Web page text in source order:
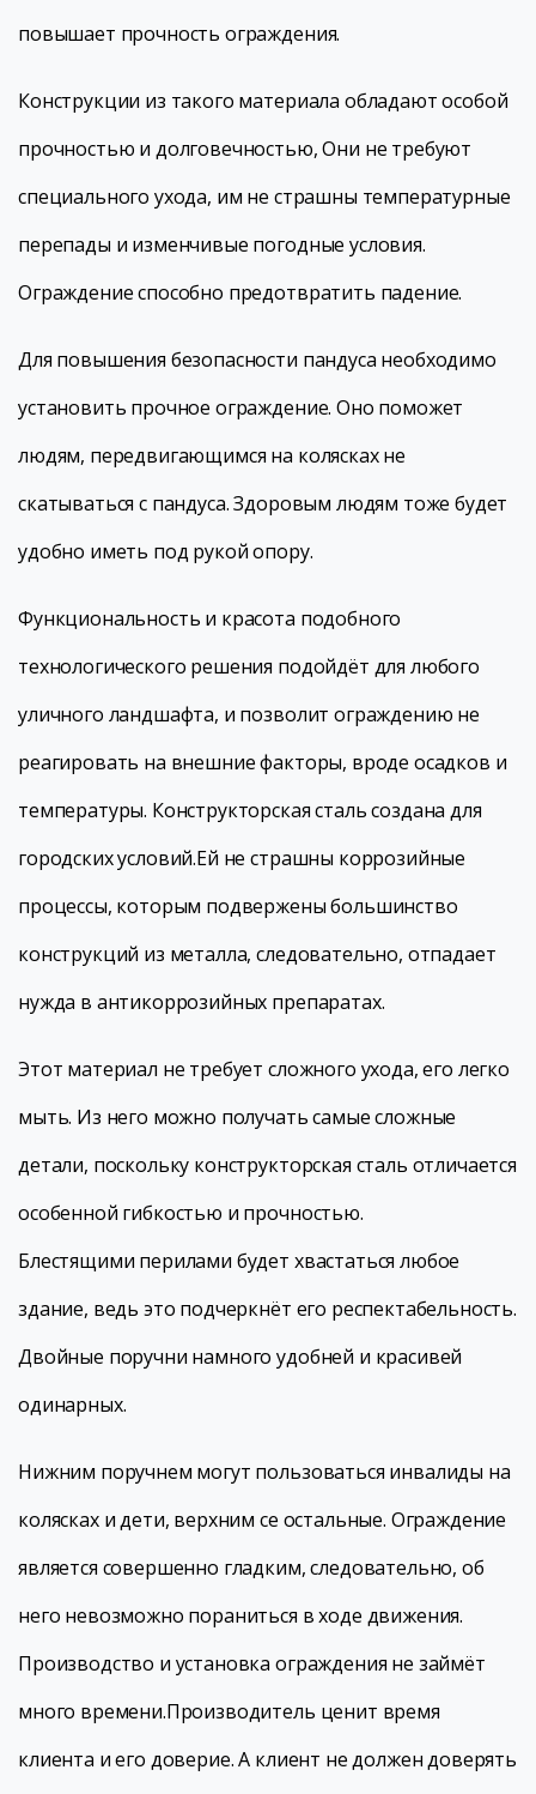
повышает прочность ограждения.
Конструкции из такого материала обладают особой
прочностью и долговечностью, Они не требуют
специального ухода, им не страшны температурные
перепады и изменчивые погодные условия.
Ограждение способно предотвратить падение.
Для повышения безопасности пандуса необходимо
установить прочное ограждение. Оно поможет
людям, передвигающимся на колясках не
скатываться с пандуса. Здоровым людям тоже будет
удобно иметь под рукой опору.
Функциональность и красота подобного
технологического решения подойдёт для любого
уличного ландшафта, и позволит ограждению не
реагировать на внешние факторы, вроде осадков и
температуры. Конструкторская сталь создана для
городских условий.Ей не страшны коррозийные
процессы, которым подвержены большинство
конструкций из металла, следовательно, отпадает
нужда в антикоррозийных препаратах.
Этот материал не требует сложного ухода, его легко
мыть. Из него можно получать самые сложные
детали, поскольку конструкторская сталь отличается
особенной гибкостью и прочностью.
Блестящими перилами будет хвастаться любое
здание, ведь это подчеркнёт его респектабельность.
Двойные поручни намного удобней и красивей
одинарных.
Нижним поручнем могут пользоваться инвалиды на
колясках и дети, верхним се остальные. Ограждение
является совершенно гладким, следовательно, об
него невозможно пораниться в ходе движения.
Производство и установка ограждения не займёт
много времени.Производитель ценит время
клиента и его доверие. А клиент не должен доверять